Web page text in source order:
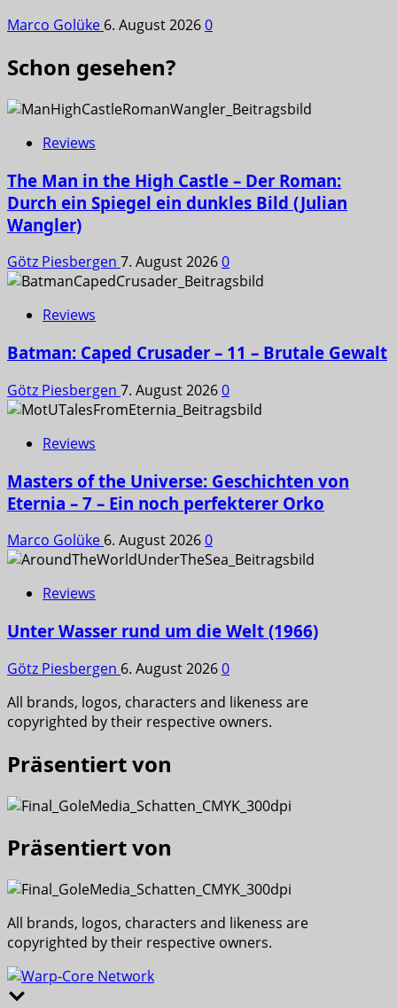
Marco Golüke 6. August 20260
Schon gesehen?
Reviews
The Man in the High Castle – Der Roman:
Durch ein Spiegel ein dunkles Bild (Julian
Wangler)
Götz Piesbergen 7. August 20260
Reviews
Batman: Caped Crusader – 11 – Brutale Gewalt
Götz Piesbergen 7. August 20260
Reviews
Masters of the Universe: Geschichten von
Eternia – 7 – Ein noch perfekterer Orko
Marco Golüke 6. August 20260
Reviews
Unter Wasser rund um die Welt (1966)
Götz Piesbergen 6. August 20260
All brands, logos, characters and likeness are
copyrighted by their respective owners.
Präsentiert von
Präsentiert von
All brands, logos, characters and likeness are
copyrighted by their respective owners.